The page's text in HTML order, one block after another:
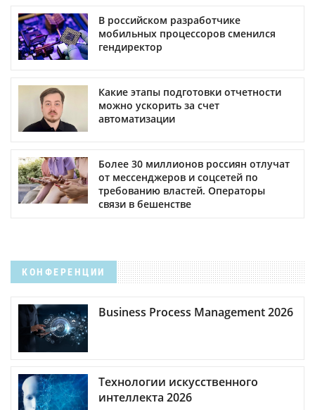
В российском разработчике
мобильных процессоров сменился
гендиректор
Какие этапы подготовки отчетности
можно ускорить за счет
автоматизации
Более 30 миллионов россиян отлучат
от мессенджеров и соцсетей по
требованию властей. Операторы
связи в бешенстве
КОНФЕРЕНЦИИ
Business Process Management 2026
Технологии искусственного
интеллекта 2026